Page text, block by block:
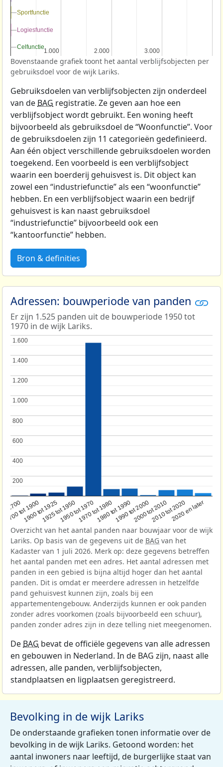
1.000
1.000 2.000
2.000 3.000
3.000
Sportfunctie
Sportfunctie
Logiesfunctie
Logiesfunctie
Celfunctie
Celfunctie
Bovenstaande grafiek toont het aantal verblijfsobjecten per
gebruiksdoel voor de wijk Lariks.
Gebruiksdoelen van verblijfsobjecten zijn onderdeel
van deBAG registratie. Ze geven aan hoe een
verblijfsobject wordt gebruikt. Een woning heeft
bijvoorbeeld als gebruiksdoel de “Woonfunctie”. Voor
de gebruiksdoelen zijn 11 categorieën gedefinieerd.
Aan één object verschillende gebruiksdoelen worden
toegekend. Een voorbeeld is een verblijfsobject
waarin een boerderij gehuisvest is. Dit object kan
zowel een “industriefunctie” als een “woonfunctie”
hebben. En een verblijfsobject waarin een bedrijf
gehuisvest is kan naast gebruiksdoel
“industriefunctie” bijvoorbeeld ook een
“kantoorfunctie” hebben.
Bron & definities
Adressen: bouwperiode van panden
Er zijn 1.525 panden uit de bouwperiode 1950 tot
1970 in de wijk Lariks.
1700
1700 tot 1900
1900 tot 19251925 tot 19501950 tot 19701970 tot 19801980 tot 19901990 tot 20002000 tot 20102010 tot 20202020 en later
200
200
400
400
600
600
800
800
1.000
1.000
1.200
1.200
1.400
1.400
1.600
1.600
Overzicht van het aantal panden naar bouwjaar voor de wijk
Lariks. Op basis van de gegevens uit de BAG van het
Kadaster van 1 juli 2026. Merk op: deze gegevens betreffen
het aantal panden met een adres. Het aantal adressen met
panden in een gebied is bijna altijd hoger dan het aantal
panden. Dit is omdat er meerdere adressen in hetzelfde
pand gehuisvest kunnen zijn, zoals bij een
appartementengebouw. Anderzijds kunnen er ook panden
zonder adres voorkomen (zoals bijvoorbeeld een schuur),
panden zonder adres zijn in deze telling niet meegenomen.
De BAG bevat de officiële gegevens van alle adressen
en gebouwen in Nederland. In de BAG zijn, naast alle
adressen, alle panden, verblijfsobjecten,
standplaatsen en ligplaatsen geregistreerd.
Bevolking in de wijk Lariks
De onderstaande grafieken tonen informatie over de
bevolking in de wijk Lariks. Getoond worden: het
aantal inwoners naar leeftijd, de burgerlijke staat van